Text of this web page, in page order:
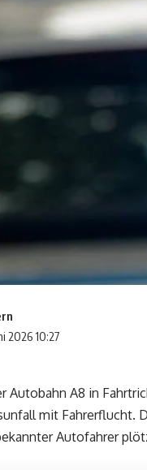
2026 10:27
Autobahn A8 in
mit Fahrerflucht.
Autofahrer